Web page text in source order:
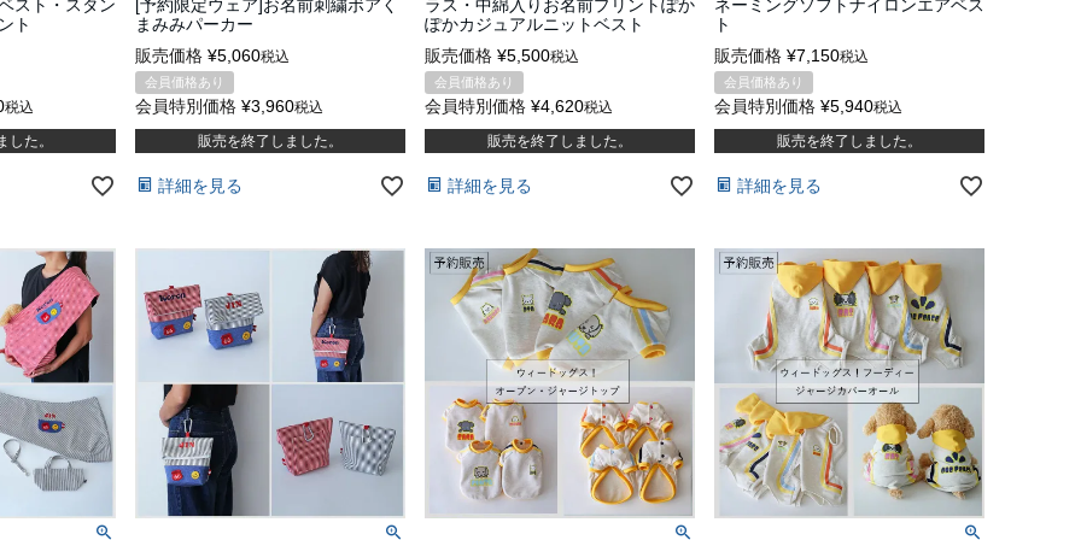
スト・スタン
ト
税込
した。
[予約限定ウェア]お名前刺繍ボアく
まみみパーカー
販売価格 ¥5,060税込
会員価格あり
会員特別価格 ¥3,960税込
販売を終了しました。
詳細を見る
ラス・中綿入りお名前プリントぽか
ぽかカジュアルニットベスト
販売価格 ¥5,500税込
会員価格あり
会員特別価格 ¥4,620税込
販売を終了しました。
詳細を見る
ネーミングソフトナイロンエアベス
ト
販売価格 ¥7,150税込
会員価格あり
会員特別価格 ¥5,940税込
販売を終了しました。
詳細を見る